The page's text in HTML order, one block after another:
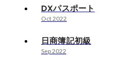
DXパスポート
Oct 2022
日商簿記初級
Sep 2022